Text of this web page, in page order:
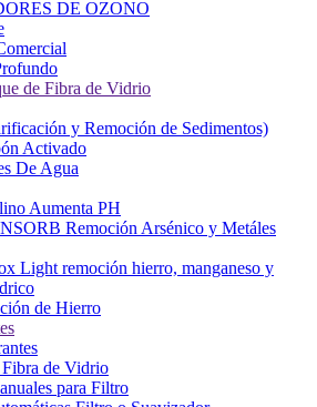
DE OZONO
de Fibra de Vidrio
y Remoción de Sedimentos)
Activado
De Agua
Aumenta PH
Remoción Arsénico y Metáles
Light remoción hierro, manganeso y
de Hierro
Fibra de Vidrio
para Filtro